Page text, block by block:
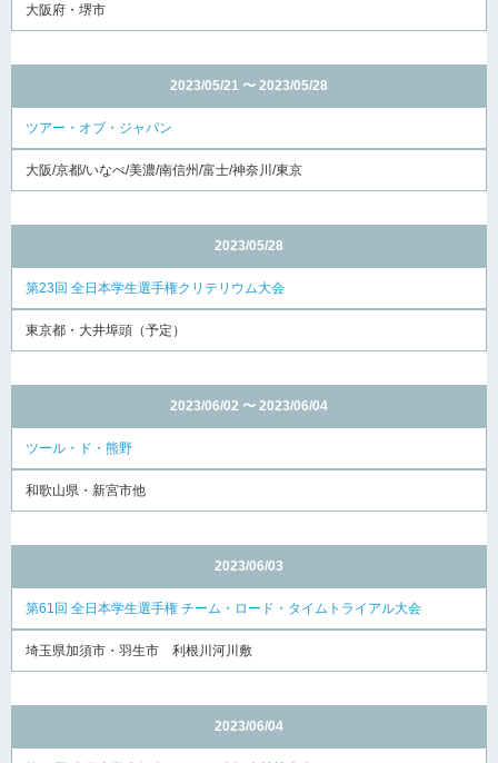
大阪府・堺市
2023/05/21 〜 2023/05/28
ツアー・オブ・ジャパン
大阪/京都/いなべ/美濃/南信州/富士/神奈川/東京
2023/05/28
第23回 全日本学生選手権クリテリウム大会
東京都・大井埠頭（予定）
2023/06/02 〜 2023/06/04
ツール・ド・熊野
和歌山県・新宮市他
2023/06/03
第61回 全日本学生選手権 チーム・ロード・タイムトライアル大会
埼玉県加須市・羽生市 利根川河川敷
2023/06/04